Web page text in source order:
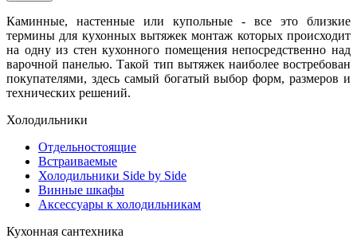
Каминные, настенные или купольные - все это близкие
термины для кухонных вытяжек монтаж которых происходит
на одну из стен кухонного помещения непосредственно над
варочной панелью. Такой тип вытяжек наиболее востребован
покупателями, здесь самый богатый выбор форм, размеров и
технических решений.
Холодильники
Отдельностоящие
Встраиваемые
Холодильники Side by Side
Винные шкафы
Аксессуары к холодильникам
Кухонная сантехника